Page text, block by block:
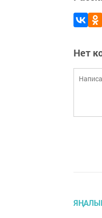
Нет